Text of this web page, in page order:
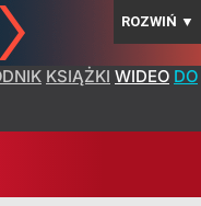
ROZWIŃ ▼
KSIĄŻKI WIDEO DO